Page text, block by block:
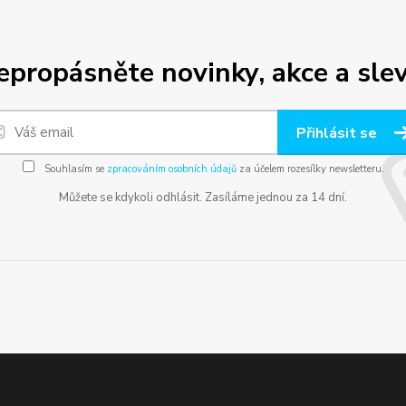
novinky, akce a
Přihlásit se
Souhlasím se zpracováním osobních údajůza účelem rozesílky newsletteru.
Můžete se kdykoli odhlásit. Zasíláme jednou za 14 dní.